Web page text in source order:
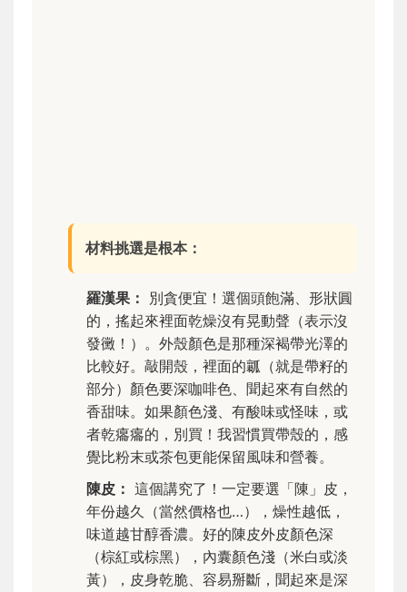
材料挑選是根本：
羅漢果：
別貪便宜！選個頭飽滿、形狀圓
的，搖起來裡面乾燥沒有晃動聲（表示沒
發黴！）。外殼顏色是那種深褐帶光澤的
比較好。敲開殼，裡面的瓤（就是帶籽的
部分）顏色要深咖啡色、聞起來有自然的
香甜味。如果顏色淺、有酸味或怪味，或
者乾癟癟的，別買！我習慣買帶殼的，感
覺比粉末或茶包更能保留風味和營養。
陳皮： 這個講究了！ 一定要選「陳」皮 ，
年份越久（當然價格也…），燥性越低，
味道越甘醇香濃。好的陳皮外皮顏色深
（棕紅或棕黑），內囊顏色淺（米白或淡
黃），皮身乾脆、容易掰斷，聞起來是深